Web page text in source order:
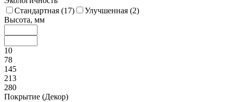
Стандартная (17) Улучшенная (2)
Высота, мм
10
78
145
213
280
Покрытие (Декор)